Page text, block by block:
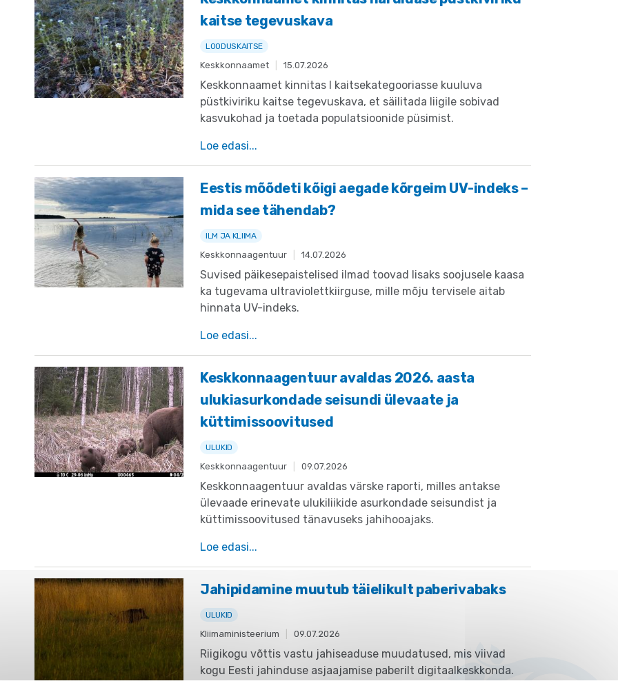
kaitse tegevuskava
LOODUSKAITSE
Keskkonnaamet 15.07.2026
Keskkonnaamet kinnitas I kaitsekategooriasse kuuluva
püstkiviriku kaitse tegevuskava, et säilitada liigile sobivad
kasvukohad ja toetada populatsioonide püsimist.
Loe edasi...
Eestis mõõdeti kõigi aegade kõrgeim UV-indeks –
mida see tähendab?
ILM JA KLIIMA
Keskkonnaagentuur 14.07.2026
Suvised päikesepaistelised ilmad toovad lisaks soojusele kaasa
ka tugevama ultraviolettkiirguse, mille mõju tervisele aitab
hinnata UV-indeks.
Loe edasi...
Keskkonnaagentuur avaldas 2026. aasta
ulukiasurkondade seisundi ülevaate ja
küttimissoovitused
ULUKID
Keskkonnaagentuur 09.07.2026
Keskkonnaagentuur avaldas värske raporti, milles antakse
ülevaade erinevate ulukiliikide asurkondade seisundist ja
küttimissoovitused tänavuseks jahihooajaks.
Loe edasi...
Jahipidamine muutub täielikult paberivabaks
ULUKID
Kliimaministeerium 09.07.2026
Riigikogu võttis vastu jahiseaduse muudatused, mis viivad
kogu Eesti jahinduse asjaajamise paberilt digitaalkeskkonda.